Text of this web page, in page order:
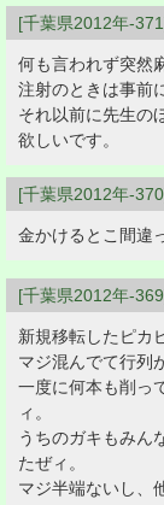
[千葉県2012年-
何も言われず突然
注射のときは事前
それ以前に先生の
欲しいです。
[千葉県2012年-
金かけるとこ間違
[千葉県2012年-
新規移転したピカ
マジ混んでて行列
一度に何本も削っ
ィ。
うちのガキもみん
たぜィ。
マジ半端ないし、